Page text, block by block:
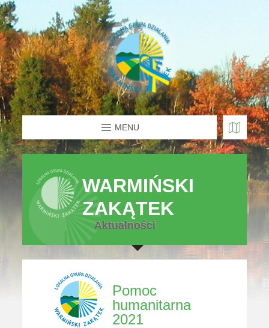
MENU
WARMIŃSKI
ZAKĄTEK
Aktualności
Pomoc
humanitarna
2021